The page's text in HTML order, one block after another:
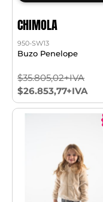
CHIMOLA
950-SW13
Buzo Penelope
$35.805,02+IVA
$26.853,77+IVA